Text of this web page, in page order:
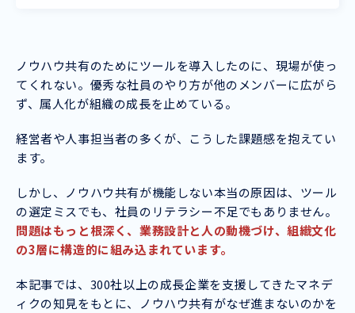
ノウハウ共有のためにツールを導入したのに、現場が使っ
てくれない。優秀な社員のやり方が他のメンバーに広がら
ず、属人化が組織の成長を止めている。
経営者や人事担当者の多くが、こうした課題感を抱えてい
ます。
しかし、ノウハウ共有が機能しない本当の原因は、ツール
の選定ミスでも、社員のリテラシー不足でもありません。
問題はもっと根深く、業務設計と人の動機づけ、組織文化
の3層に構造的に組み込まれています。
本記事では、300社以上の成長企業を支援してきたマネデ
ィクの知見をもとに、ノウハウ共有がなぜ進まないのかを